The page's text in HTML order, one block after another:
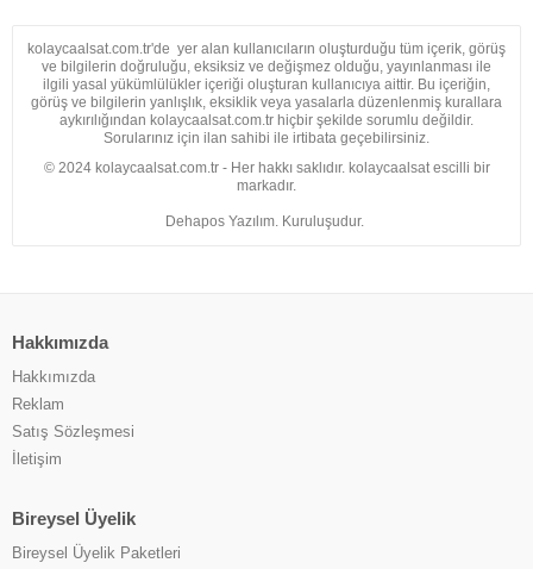
kolaycaalsat.com.tr'de yer alan kullanıcıların oluşturduğu tüm içerik, görüş
ve bilgilerin doğruluğu, eksiksiz ve değişmez olduğu, yayınlanması ile
ilgili yasal yükümlülükler içeriği oluşturan kullanıcıya aittir. Bu içeriğin,
görüş ve bilgilerin yanlışlık, eksiklik veya yasalarla düzenlenmiş kurallara
aykırılığından kolaycaalsat.com.tr hiçbir şekilde sorumlu değildir.
Sorularınız için ilan sahibi ile irtibata geçebilirsiniz.
© 2024 kolaycaalsat.com.tr - Her hakkı saklıdır. kolaycaalsat escilli bir
markadır.
Dehapos Yazılım. Kuruluşudur.
Hakkımızda
Hakkımızda
Reklam
Satış Sözleşmesi
İletişim
Bireysel Üyelik
Bireysel Üyelik Paketleri